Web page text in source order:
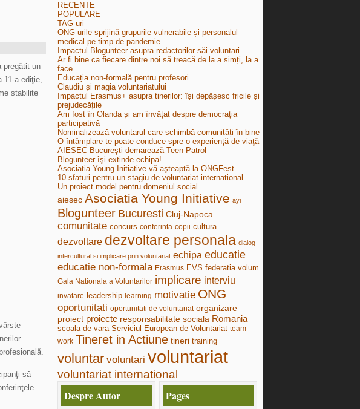
pregătit un
11-a ediţie,
stabilite
să
RECENTE
POPULARE
TAG-uri
ONG-urile sprijină grupurile vulnerabile și personalul
medical pe timp de pandemie
Impactul Blogunteer asupra redactorilor săi voluntari
Ar fi bine ca fiecare dintre noi să treacă de la a simți, la a
face
Educația non-formală pentru profesori
Claudiu și magia voluntariatului
Impactul Erasmus+ asupra tinerilor: își depășesc fricile și
prejudecățile
Am fost în Olanda și am învățat despre democrația
participativă
Nominalizează voluntarul care schimbă comunități în bine
O întâmplare te poate conduce spre o experienţă de viaţă
AIESEC Bucureşti demarează Teen Patrol
Blogunteer îşi extinde echipa!
Asociatia Young Initiative vă aşteaptă la ONGFest
10 sfaturi pentru un stagiu de voluntariat international
Un proiect model pentru domeniul social
aiesec Asociatia Young Initiative ayi
Blogunteer Bucuresti Cluj-Napoca
comunitate concurs conferinta copii cultura
dezvoltare dezvoltare personala dialog
intercultural si implicare prin voluntariat echipa educatie
educatie non-formala Erasmus EVS federatia volum
Gala Nationala a Voluntarilor implicare interviu
invatare leadership learning motivatie ONG
oportunitati oportunitati de voluntariat organizare
proiect proiecte responsabilitate sociala Romania
scoala de vara Serviciul European de Voluntariat team
work Tineret in Actiune tineri training
voluntar voluntari voluntariat
voluntariat international
Despre Autor Pages